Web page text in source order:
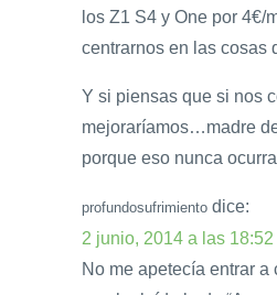
los Z1 S4 y One por 4€/
centrarnos en las cosas
Y si piensas que si nos
mejoraríamos…madre
porque eso nunca
profundosufrimiento dice:
2 junio, 2014 a las 18:52
No me apetecía entrar a